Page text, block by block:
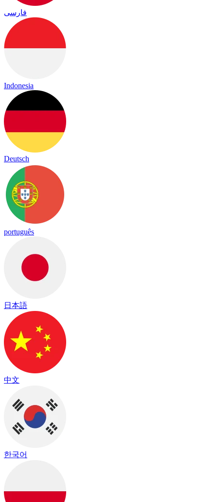
فارسی
Indonesia
Deutsch
português
日本語
中文
한국어